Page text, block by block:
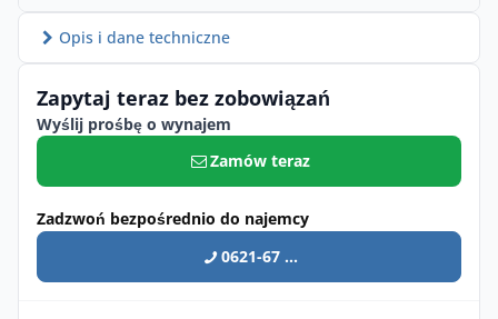
Opis i dane techniczne
Zapytaj teraz bez zobowiązań
Wyślij prośbę o wynajem
Zamów teraz
Zadzwoń bezpośrednio do najemcy
0621-67 ...